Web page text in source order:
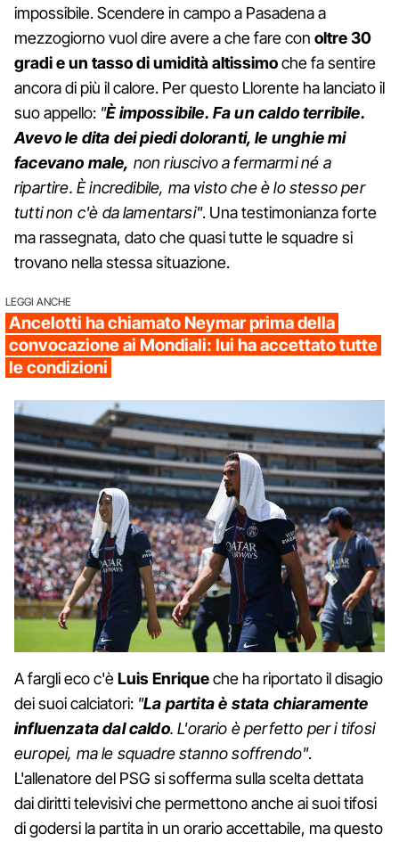
impossibile. Scendere in campo a Pasadena a
mezzogiorno vuol dire avere a che fare con oltre 30
gradi e un tasso di umidità altissimoche fa sentire
ancora di più il calore. Per questo Llorente ha lanciato il
suo appello: "È impossibile. Fa un caldo terribile.
Avevo le dita dei piedi doloranti, le unghie mi
facevano male, non riuscivo a fermarmi né a
ripartire. È incredibile, ma visto che è lo stesso per
tutti non c'è da lamentarsi". Una testimonianza forte
ma rassegnata, dato che quasi tutte le squadre si
trovano nella stessa situazione.
LEGGI ANCHE
Ancelotti ha chiamato Neymar prima della
convocazione ai Mondiali: lui ha accettato tutte
le condizioni
A fargli eco c'èLuis Enriqueche ha riportato il disagio
dei suoi calciatori: "La partita è stata chiaramente
influenzata dal caldo. L'orario è perfetto per i tifosi
europei, ma le squadre stanno soffrendo".
L'allenatore del PSG si sofferma sulla scelta dettata
dai diritti televisivi che permettono anche ai suoi tifosi
di godersi la partita in un orario accettabile, ma questo